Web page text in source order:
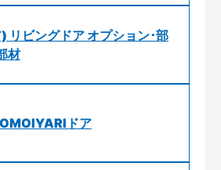
リビングドア オプション･部
材
OMOIYARIドア